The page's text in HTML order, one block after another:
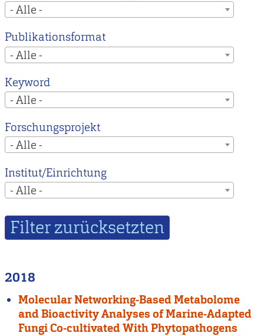
main
instead.
- Alle -
Publikationsformat
- Alle -
Keyword
- Alle -
Forschungsprojekt
- Alle -
Institut/Einrichtung
- Alle -
2018
Molecular Networking-Based Metabolome
and Bioactivity Analyses of Marine-Adapted
Fungi Co-cultivated With Phytopathogens